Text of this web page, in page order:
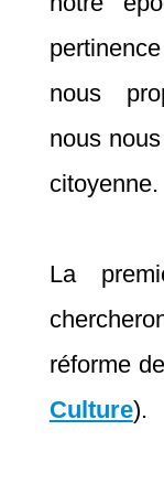
nous
nous
citoyenne.
La
réforme
Culture).